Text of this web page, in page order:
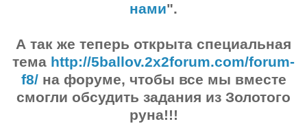
нами".
А так же теперь открыта специальная
тема http://5ballov.2x2forum.com/forum-
f8/на форуме, чтобы все мы вместе
смогли обсудить задания из Золотого
руна!!!